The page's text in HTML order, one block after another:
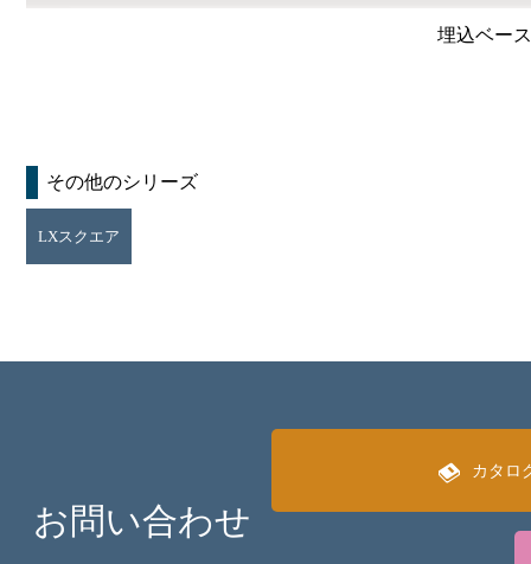
埋込ベー
その他のシリーズ
LXスクエア
お問い合わせ
カタロ